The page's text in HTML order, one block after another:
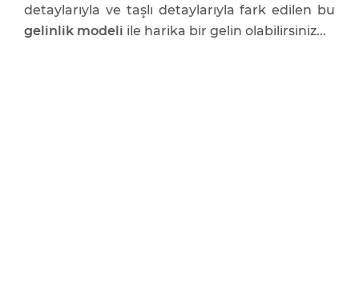
detaylarıyla ve taşlı detaylarıyla fark edilen bu
gelinlik modeli ile harika bir gelin olabilirsiniz...